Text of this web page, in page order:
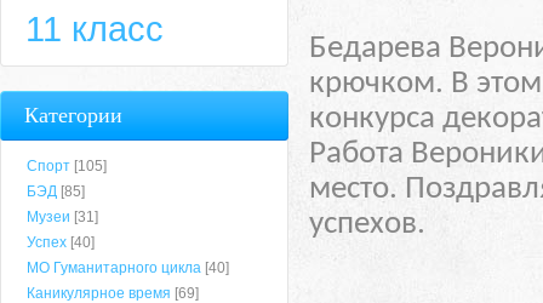
Бедарева
крючком. В этом
конкурса
Работа
место.
успехов.
11 класс
Категории
Спорт [105]
БЭД [85]
Музеи [31]
Успех [40]
МО Гуманитарного цикла [40]
Каникулярное время [69]